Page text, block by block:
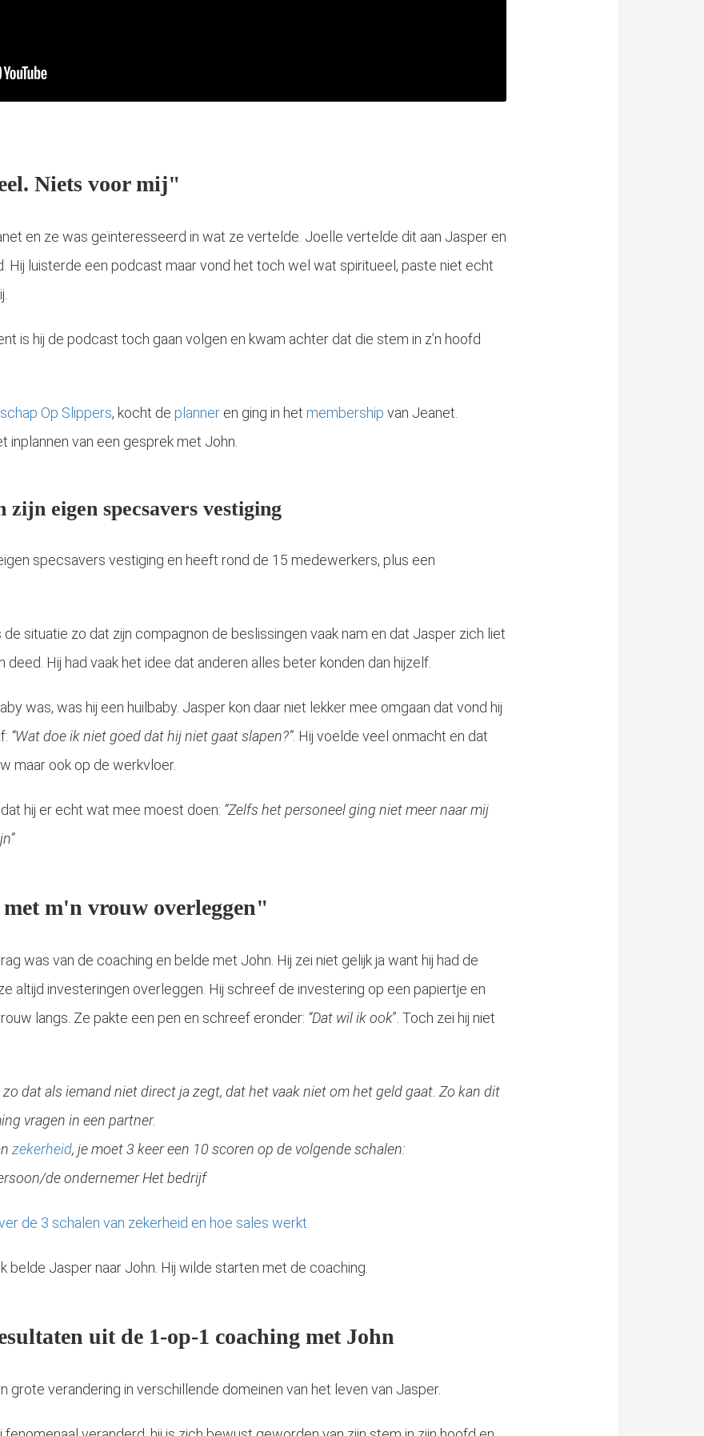
Niets voor mij"
en ze was geïnteresseerd in wat ze vertelde. Joelle vertelde dit aan Jasper en
Hij luisterde een podcast maar vond het toch wel wat spiritueel, paste niet echt
is hij de podcast toch gaan volgen en kwam achter dat die stem in z’n hoofd
Op Slippers, kocht de planner en ging in het membership van Jeanet.
inplannen van een gesprek met John.
eigen specsavers vestiging
specsavers vestiging en heeft rond de 15 medewerkers, plus een
situatie zo dat zijn compagnon de beslissingen vaak nam en dat Jasper zich liet
deed. Hij had vaak het idee dat anderen alles beter konden dan hijzelf.
was, was hij een huilbaby. Jasper kon daar niet lekker mee omgaan dat vond hij
“Wat doe ik niet goed dat hij niet gaat slapen?”. Hij voelde veel onmacht en dat
maar ook op de werkvloer.
hij er echt wat mee moest doen: “Zelfs het personeel ging niet meer naar mij
m'n vrouw overleggen"
was van de coaching en belde met John. Hij zei niet gelijk ja want hij had de
altijd investeringen overleggen. Hij schreef de investering op een papiertje en
langs. Ze pakte een pen en schreef eronder: “Dat wil ik ook”. Toch zei hij niet
dat als iemand niet direct ja zegt, dat het vaak niet om het geld gaat. Zo kan dit
vragen in een partner.
zekerheid, je moet 3 keer een 10 scoren op de volgende schalen:
de ondernemer Het bedrijf
de 3 schalen van zekerheid en hoe sales werkt.
belde Jasper naar John. Hij wilde starten met de coaching.
uit de 1-op-1 coaching met John
grote verandering in verschillende domeinen van het leven van Jasper.